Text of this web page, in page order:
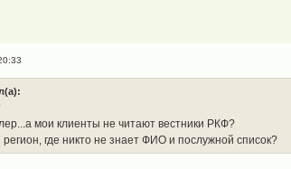
мои клиенты не читают вестники РКФ?
где никто не знает ФИО и послужной список?